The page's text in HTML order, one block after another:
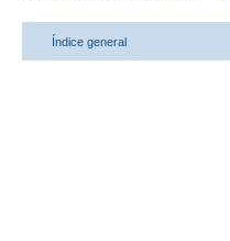
Índice general